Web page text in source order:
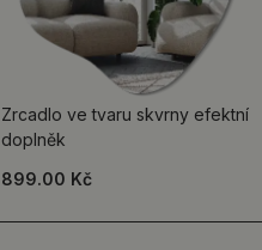
Zrcadlo ve tvaru skvrny efektní
doplněk
899.00 Kč